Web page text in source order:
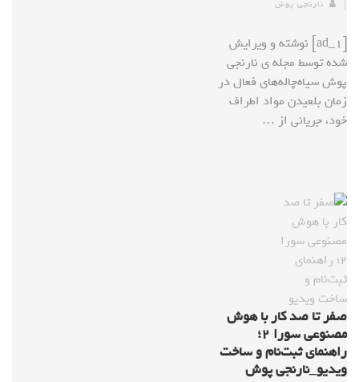
نارنجی پوش
[ad_1] نوشته و ویرایش
شده توسط مجله ی نارنجی
پوش سیاه‌چاله‌های فعال در
زمان بلعیدن مواد اطراف
خود، جریانی از …
صفر تا صد کار با هوش
مصنوعی سورا ۲؛
راهنمای ثبت‌نام و ساخت
ویدیو_نارنجی پوش